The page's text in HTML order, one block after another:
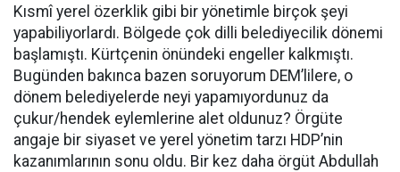
Kısmî yerel özerklik gibi bir yönetimle birçok şeyi
yapabiliyorlardı. Bölgede çok dilli belediyecilik dönemi
başlamıştı. Kürtçenin önündeki engeller kalkmıştı.
Bugünden bakınca bazen soruyorum DEM’lilere, o
dönem belediyelerde neyi yapamıyordunuz da
çukur/hendek eylemlerine alet oldunuz? Örgüte
angaje bir siyaset ve yerel yönetim tarzı HDP’nin
kazanımlarının sonu oldu. Bir kez daha örgüt Abdullah